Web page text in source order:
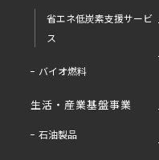
省エネ低炭素支援サービ
ス
バイオ燃料
生活・産業基盤事業
石油製品